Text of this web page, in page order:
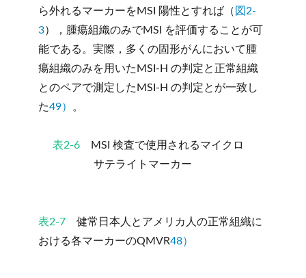
ら外れるマーカーをMSI 陽性とすれば（ 図2-
3），腫瘍組織のみでMSI を評価することが可
能である。実際，多くの固形がんにおいて腫
瘍組織のみを用いたMSI-H の判定と正常組織
とのペアで測定したMSI-H の判定とが一致し
た49） 。
表2-6MSI 検査で使用されるマイクロ
サテライトマーカー
表2-7 健常日本人とアメリカ人の正常組織に
おける各マーカーのQMVR48）